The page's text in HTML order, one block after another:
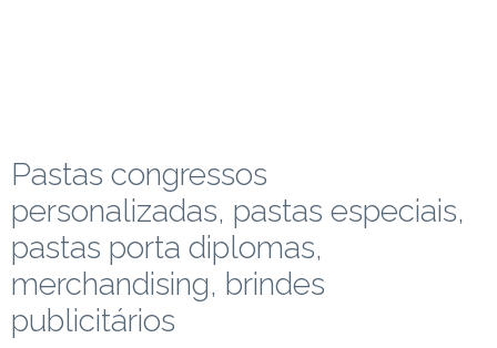
Pastas congressos
personalizadas, pastas especiais,
pastas porta diplomas,
merchandising, brindes
publicitários